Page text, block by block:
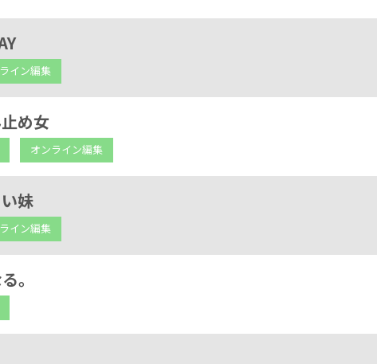
イン編集
め女
オンライン編集
妹
イン編集
。